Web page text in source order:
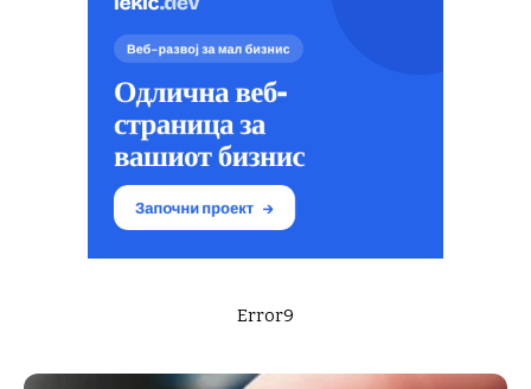
Error9